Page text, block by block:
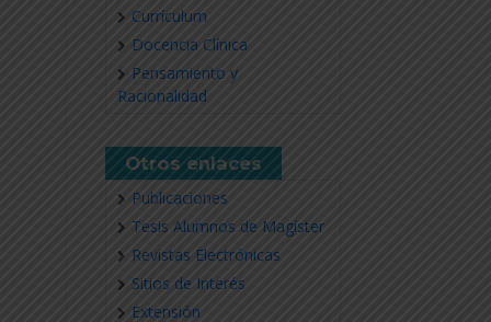
Currículum
Docencia Clínica
Pensamiento y
Racionalidad
Otros enlaces
Publicaciones
Tesis Alumnos de Magíster
Revistas Electrónicas
Sitios de Interés
Extensión